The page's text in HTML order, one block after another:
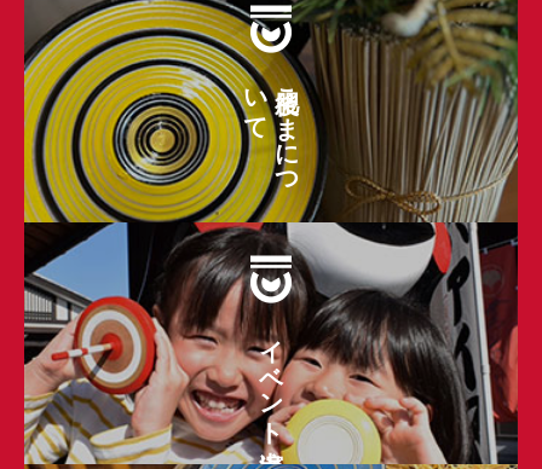
肥後こ
ま
に
つ
い
て
イベント出演